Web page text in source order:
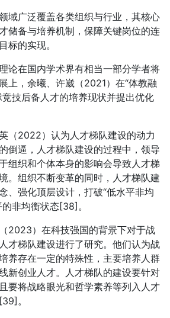
域广泛覆盖各类组织与行业，其核心
储备与培养机制，保障关键岗位的连
标的实现。
论在国内学术界有相当一部分学者将
上，余曦、许崴（2021）在“体教融
技后备人才的培养现状并提出优化
（2022）认为人才梯队建设的动力
倒逼，人才梯队建设的过程中，领导
组织和个体本身的影响会导致人才梯
。组织不断变革的同时，人才梯队建
、强化顶层设计，打破“低水平非均
非均衡状态[38]。
2023）在科技强国的背景下对于战
才梯队建设进行了研究。他们认为战
养存在一定的特殊性，主要培养人群
新创业人才。人才梯队的建设要针对
要将战略眼光和哲学素养等列入人才
。